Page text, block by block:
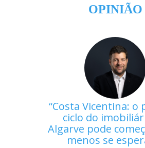
OPINIÃO
Costa Vicentina: o
ciclo do
Algarve pode
menos se